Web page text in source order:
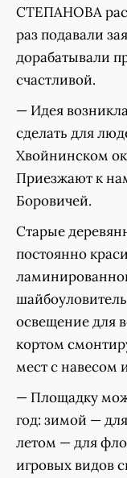
СТЕПАНОВА
раз подавали
дорабатывали
счастливой.
— Идея
сделать для
Хвойнинском
Приезжают к
Боровичей.
Старые
постоянно
освещение для
кортом
мест с навесом
— Площадку
год: зимой —
летом — для
игровых видов